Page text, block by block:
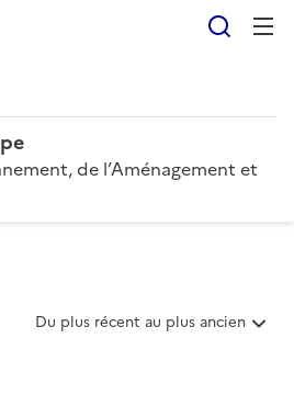
de l’Aménagement et
T
Du plus récent au plus ancien